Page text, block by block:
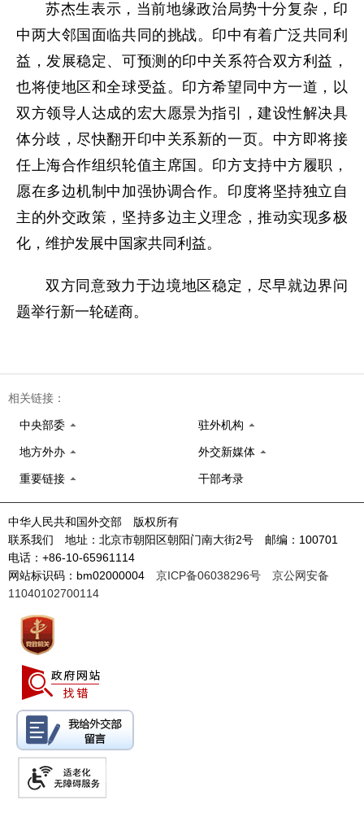
苏杰生表示，当前地缘政治局势十分复杂，印
中两大邻国面临共同的挑战。印中有着广泛共同利
益，发展稳定、可预测的印中关系符合双方利益，
也将使地区和全球受益。印方希望同中方一道，以
双方领导人达成的宏大愿景为指引，建设性解决具
体分歧，尽快翻开印中关系新的一页。中方即将接
任上海合作组织轮值主席国。印方支持中方履职，
愿在多边机制中加强协调合作。印度将坚持独立自
主的外交政策，坚持多边主义理念，推动实现多极
化，维护发展中国家共同利益。
双方同意致力于边境地区稳定，尽早就边界问
题举行新一轮磋商。
相关链接：
中央部委 驻外机构
地方外办 外交新媒体
重要链接 干部考录
中华人民共和国外交部 版权所有
联系我们 地址：北京市朝阳区朝阳门南大街2号 邮编：100701
电话：+86-10-65961114
网站标识码：bm02000004 京ICP备06038296号
京公网安备
11040102700114